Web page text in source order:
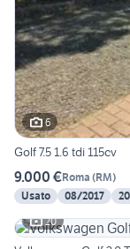
6
Golf 7.5 1.6 tdi 115cv
9.000 €Roma (RM)
Usato
08/2017
20